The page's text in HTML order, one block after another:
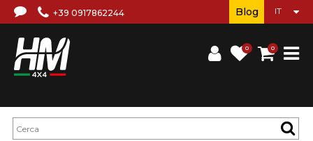
+39 0917862244
0 0
Blog